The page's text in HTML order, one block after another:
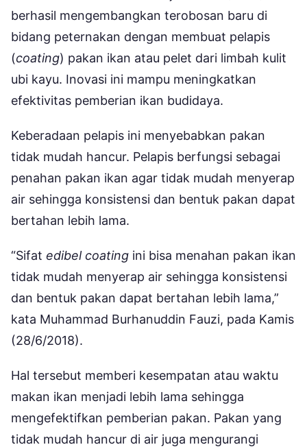
berhasil mengembangkan terobosan baru di
bidang peternakan dengan membuat pelapis
(coating) pakan ikan atau pelet dari limbah kulit
ubi kayu. Inovasi ini mampu meningkatkan
efektivitas pemberian ikan budidaya.
Keberadaan pelapis ini menyebabkan pakan
tidak mudah hancur. Pelapis berfungsi sebagai
penahan pakan ikan agar tidak mudah menyerap
air sehingga konsistensi dan bentuk pakan dapat
bertahan lebih lama.
“Sifat edibel coating ini bisa menahan pakan ikan
tidak mudah menyerap air sehingga konsistensi
dan bentuk pakan dapat bertahan lebih lama,”
kata Muhammad Burhanuddin Fauzi, pada Kamis
(28/6/2018).
Hal tersebut memberi kesempatan atau waktu
makan ikan menjadi lebih lama sehingga
mengefektifkan pemberian pakan. Pakan yang
tidak mudah hancur di air juga mengurangi